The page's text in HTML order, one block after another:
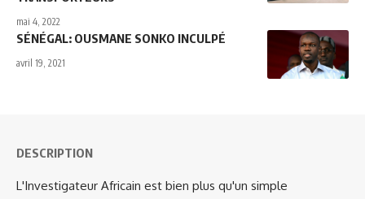
mai 4, 2022
SÉNÉGAL: OUSMANE SONKO INCULPÉ
avril 19, 2021
DESCRIPTION
L'Investigateur Africain est bien plus qu'un simple